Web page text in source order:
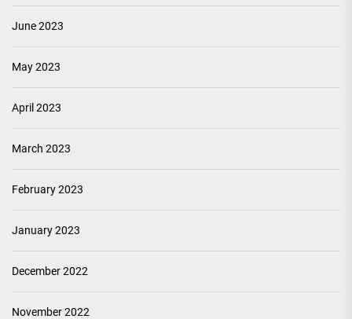
June 2023
May 2023
April 2023
March 2023
February 2023
January 2023
December 2022
November 2022